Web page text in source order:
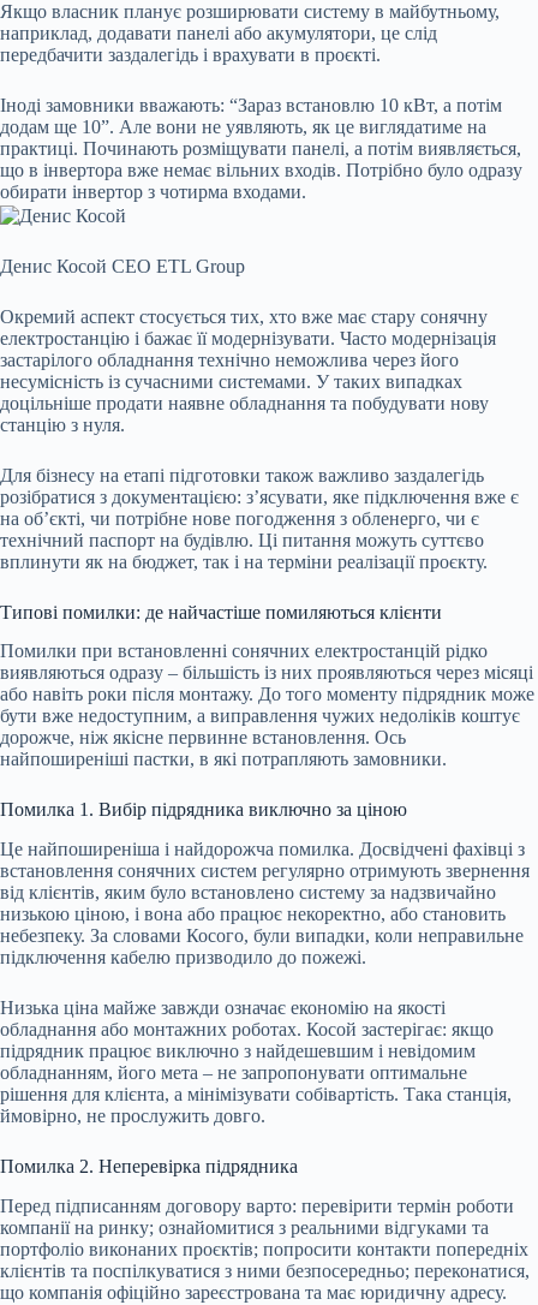
Якщо власник планує розширювати систему в майбутньому,
наприклад, додавати панелі або акумулятори, це слід
передбачити заздалегідь і врахувати в проєкті.
Іноді замовники вважають: “Зараз встановлю 10 кВт, а потім
додам ще 10”. Але вони не уявляють, як це виглядатиме на
практиці. Починають розміщувати панелі, а потім виявляється,
що в інвертора вже немає вільних входів. Потрібно було одразу
обирати інвертор з чотирма входами.
Денис Косой CEO ETL Group
Окремий аспект стосується тих, хто вже має стару сонячну
електростанцію і бажає її модернізувати. Часто модернізація
застарілого обладнання технічно неможлива через його
несумісність із сучасними системами. У таких випадках
доцільніше продати наявне обладнання та побудувати нову
станцію з нуля.
Для бізнесу на етапі підготовки також важливо заздалегідь
розібратися з документацією: з’ясувати, яке підключення вже є
на об’єкті, чи потрібне нове погодження з обленерго, чи є
технічний паспорт на будівлю. Ці питання можуть суттєво
вплинути як на бюджет, так і на терміни реалізації проєкту.
Типові помилки: де найчастіше помиляються клієнти
Помилки при встановленні сонячних електростанцій рідко
виявляються одразу – більшість із них проявляються через місяці
або навіть роки після монтажу. До того моменту підрядник може
бути вже недоступним, а виправлення чужих недоліків коштує
дорожче, ніж якісне первинне встановлення. Ось
найпоширеніші пастки, в які потрапляють замовники.
Помилка 1. Вибір підрядника виключно за ціною
Це найпоширеніша і найдорожча помилка. Досвідчені фахівці з
встановлення сонячних систем регулярно отримують звернення
від клієнтів, яким було встановлено систему за надзвичайно
низькою ціною, і вона або працює некоректно, або становить
небезпеку. За словами Косого, були випадки, коли неправильне
підключення кабелю призводило до пожежі.
Низька ціна майже завжди означає економію на якості
обладнання або монтажних роботах. Косой застерігає: якщо
підрядник працює виключно з найдешевшим і невідомим
обладнанням, його мета – не запропонувати оптимальне
рішення для клієнта, а мінімізувати собівартість. Така станція,
ймовірно, не прослужить довго.
Помилка 2. Неперевірка підрядника
Перед підписанням договору варто: перевірити термін роботи
компанії на ринку; ознайомитися з реальними відгуками та
портфоліо виконаних проєктів; попросити контакти попередніх
клієнтів та поспілкуватися з ними безпосередньо; переконатися,
що компанія офіційно зареєстрована та має юридичну адресу.